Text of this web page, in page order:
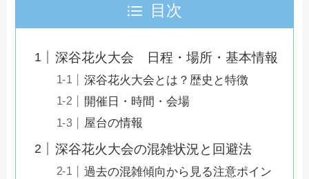
目次
深谷花火大会 日程・場所・基本情報
深谷花火大会とは？歴史と特徴
開催日・時間・会場
屋台の情報
深谷花火大会の混雑状況と回避法
過去の混雑傾向から見る注意ポイン